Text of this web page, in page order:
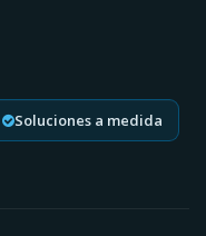
Soluciones a medida